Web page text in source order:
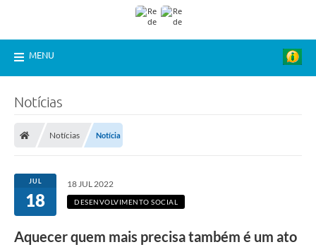
MENU
Notícias
Notícias Notícia
JUL
18
18 JUL 2022
DESENVOLVIMENTO SOCIAL
Aquecer quem mais precisa também é um ato